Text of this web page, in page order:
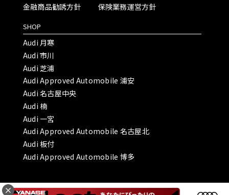
金融商品勧誘方針
保険業務運営方針
SHOP
Audi 月寒
Audi 市川
Audi 芝浦
Audi Approved Automobile 浦安
Audi 名古屋中央
Audi 楠
Audi 一宮
Audi Approved Automobile 名古屋北
Audi 板付
Audi Approved Automobile 博多